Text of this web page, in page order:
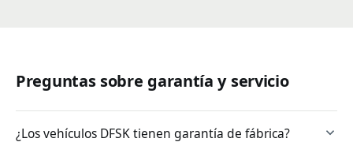
Preguntas sobre garantía y servicio
¿Los vehículos DFSK tienen garantía de fábrica?